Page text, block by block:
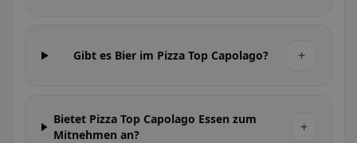
Gibt es Bier im Pizza Top Capolago? +
Bietet Pizza Top Capolago Essen zum
Mitnehmen an?
+